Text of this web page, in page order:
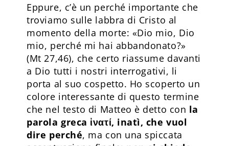
Eppure, c’è un perché importante che
troviamo sulle labbra di Cristo al
momento della morte: «Dio mio, Dio
mio, perché mi hai abbandonato?»
(Mt 27,46), che certo riassume davanti
a Dio tutti i nostri interrogativi, li
porta al suo cospetto. Ho scoperto un
colore interessante di questo termine
che nel testo di Matteo è detto con la
parola greca ἱνατί, inatì, che vuol
dire perché, ma con una spiccata